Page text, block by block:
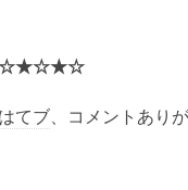
はてブ 、コメントあり